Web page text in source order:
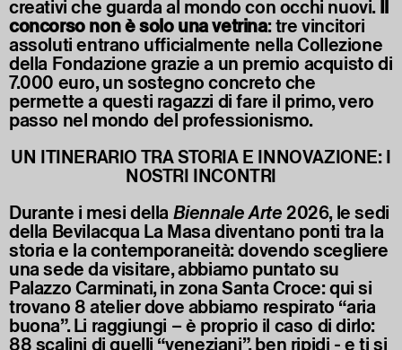
creativi che guarda al mondo con occhi nuovi.Il
concorso non è solo una vetrina: tre vincitori
assoluti entrano ufficialmente nella Collezione
della Fondazione grazie a un premio acquisto di
7.000 euro, un sostegno concreto che
permette a questi ragazzi di fare il primo, vero
passo nel mondo del professionismo.
UN ITINERARIO TRA STORIA E INNOVAZIONE: I
NOSTRI INCONTRI
Durante i mesi della Biennale Arte2026, le sedi
della Bevilacqua La Masa diventano ponti tra la
storia e la contemporaneità: dovendo scegliere
una sede da visitare, abbiamo puntato su
Palazzo Carminati, in zona Santa Croce: qui si
trovano 8 atelier dove abbiamo respirato “aria
buona”. Li raggiungi – è proprio il caso di dirlo:
88 scalini di quelli “veneziani”, ben ripidi - e ti si